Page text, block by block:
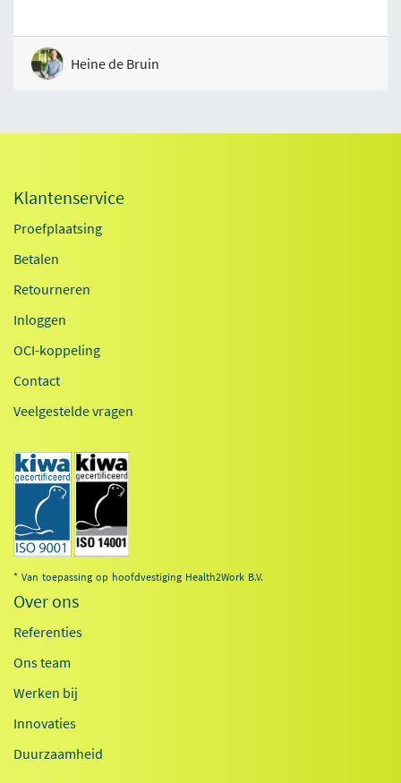
Heine de Bruin
Klantenservice
Proefplaatsing
Betalen
Retourneren
Inloggen
OCI-koppeling
Contact
Veelgestelde vragen
* Van toepassing op hoofdvestiging Health2Work B.V.
Over ons
Referenties
Ons team
Werken bij
Innovaties
Duurzaamheid